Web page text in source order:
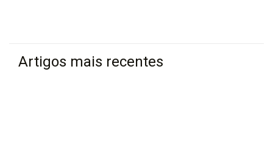
Artigos mais recentes